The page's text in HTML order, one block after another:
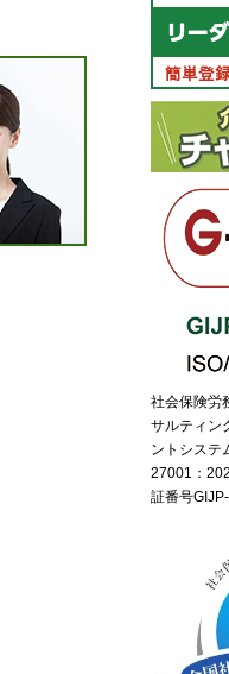
お電話での
03-6435-7075
無料相談 24時間受付中
相談・ご依頼の流れ
社会保険労
サルティン
ントシステ
27001：
証番号